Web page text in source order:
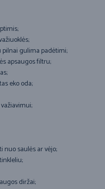
pilnai gulima padėtimi;
apsaugos filtru;
eko oda;
nuo saulės ar vėjo;
diržai;